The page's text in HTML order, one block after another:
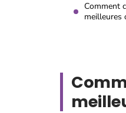
Comment
meilleures